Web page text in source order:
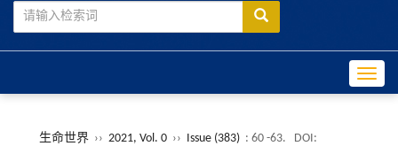
生命世界 ›› 2021, Vol. 0 ›› Issue (383) : 60 -63.
DOI: